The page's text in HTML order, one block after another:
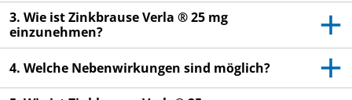
Wenn Sie sich nach etwa 4-6 Wochen nicht besser
oder gar schlechter fühlen, wenden Sie sich an
Ihren Arzt.
3. Wie ist Zinkbrause Verla ® 25 mg
einzunehmen?
4. Welche Nebenwirkungen sind möglich?